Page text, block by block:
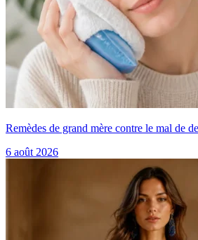
Remèdes de grand mère contre le mal de
6 août 2026